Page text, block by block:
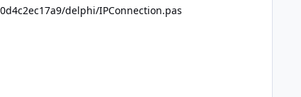
delphi/IPConnection.pas